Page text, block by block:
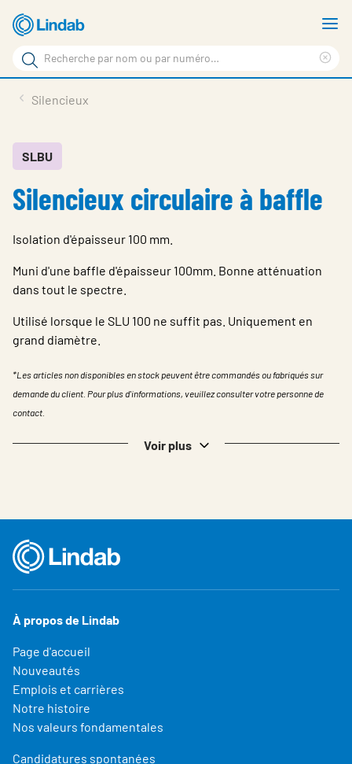
Aller
au
contenu
principal
Rechercher
Rechercher
sur
site
En vedette
À propos de Lindab
Identification
Choisir la langue
Switzerland - French
Silencieux
SLBU
Silencieux circulaire à baffle
Isolation d'épaisseur 100 mm.
Muni d'une baffle d'épaisseur 100mm. Bonne atténuation
dans tout le spectre.
Utilisé lorsque le SLU 100 ne suffit pas. Uniquement en
grand diamètre.
*Les articles non disponibles en stock peuvent être commandés ou fabriqués sur
demande du client. Pour plus d'informations, veuillez consulter votre personne de
contact.
Voir plus
À propos de Lindab
Page d'accueil
Nouveautés
Emplois et carrières
Notre histoire
Nos valeurs fondamentales
Candidatures spontanées